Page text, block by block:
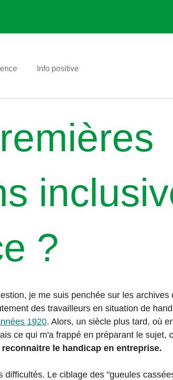
Info positive
?
je me suis penchée sur les archives
des travailleurs en situation de
1920. Alors, un siècle plus tard, où
ce qui m'a frappé en préparant le sujet,
reconnaitre le handicap en entreprise.
difficultés. Le ciblage des "gueules